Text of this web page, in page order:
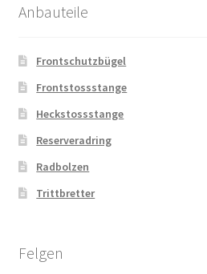
Anbauteile
Frontschutzbügel
Frontstossstange
Heckstossstange
Reserveradring
Radbolzen
Trittbretter
Felgen